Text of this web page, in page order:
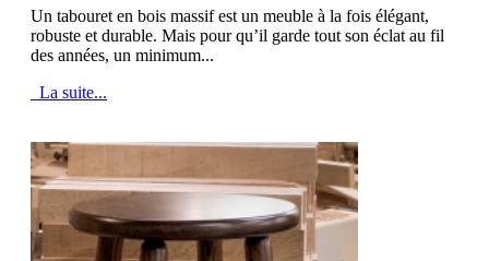
Un tabouret en bois massif est un meuble à la fois élégant,
robuste et durable. Mais pour qu’il garde tout son éclat au fil
des années, un minimum...
La suite...